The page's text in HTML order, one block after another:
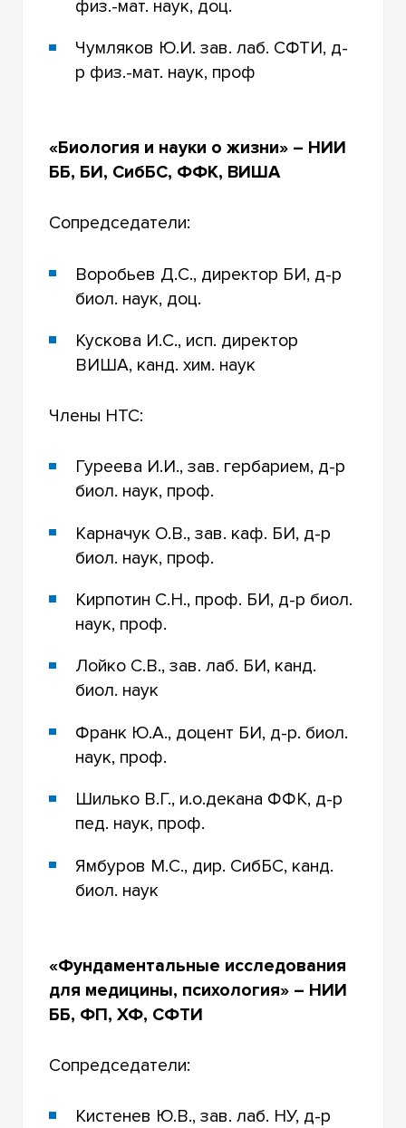
физ.-мат. наук, доц.
Чумляков Ю.И. зав. лаб. СФТИ, д-
р физ.-мат. наук, проф
«Биология и науки о жизни» – НИИ
ББ, БИ, СибБС, ФФК, ВИША
Сопредседатели:
Воробьев Д.С., директор БИ, д-р
биол. наук, доц.
Кускова И.С., исп. директор
ВИША, канд. хим. наук
Члены НТС:
Гуреева И.И., зав. гербарием, д-р
биол. наук, проф.
Карначук О.В., зав. каф. БИ, д-р
биол. наук, проф.
Кирпотин С.Н., проф. БИ, д-р биол.
наук, проф.
Лойко С.В., зав. лаб. БИ, канд.
биол. наук
Франк Ю.А., доцент БИ, д-р. биол.
наук, проф.
Шилько В.Г., и.о.декана ФФК, д-р
пед. наук, проф.
Ямбуров М.С., дир. СибБС, канд.
биол. наук
«Фундаментальные исследования
для медицины, психология» – НИИ
ББ, ФП, ХФ, СФТИ
Сопредседатели:
Кистенев Ю.В., зав. лаб. НУ, д-р